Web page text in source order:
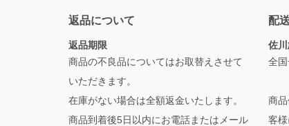
返品について
返品期限
商品の不良品についてはお取替えさせて
いただきます。
在庫がない場合は全額返金いたします。
商品到着後5日以内にお電話またはメール
配
佐
全国
商
客様